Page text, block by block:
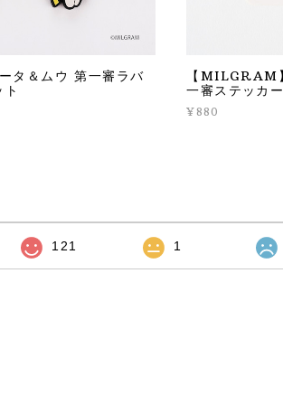
タ＆ムウ 第一審ラバ
【MILGRAM
一審ステッカ
¥880
121 1